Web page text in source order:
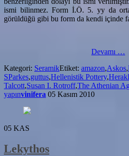
ismi bilinmez. Form İ.Ö. 5. yy da
görüldüğü gibi bu form da kendi içinde
Devamı …
Kategori: SeramikEtiket: amazon,Askos,
SParkes,guttus,Hellenistik Pottery,
Talcott,Susan I. Rotroff,The Athenian
yapınvinifera 05 Kasım 2010
05 KAS
Lekythos